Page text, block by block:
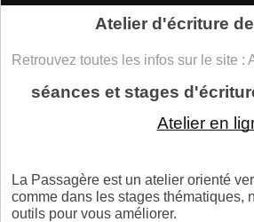
Atelier d'écriture
Retrouvez toutes les infos sur le site
séances et stages
Atelier en
La Passagère est un atelier orienté
comme dans les stages thématiques,
outils pour vous améliorer.